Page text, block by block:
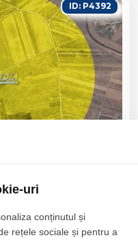
zona Centru
ID: P4392
uri
conținutul și
rețele sociale și pentru a